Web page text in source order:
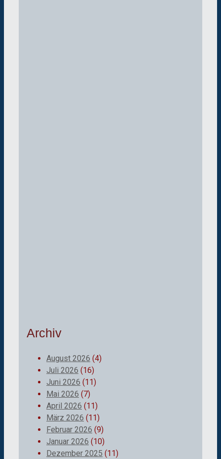
Archiv
August 2026 (4)
Juli 2026 (16)
Juni 2026 (11)
Mai 2026 (7)
April 2026 (11)
März 2026 (11)
Februar 2026 (9)
Januar 2026 (10)
Dezember 2025 (11)